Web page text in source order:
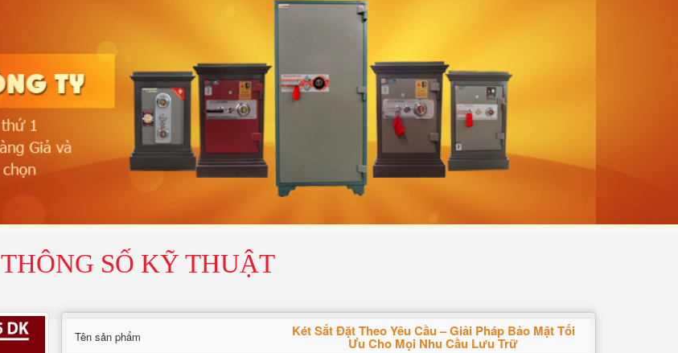
THÔNG SỐ KỸ THUẬT
Tên sản phẩm Két Sắt Đặt Theo Yêu Cầu – Giải Pháp Bảo Mật Tối
Ưu Cho Mọi Nhu Cầu Lưu Trữ